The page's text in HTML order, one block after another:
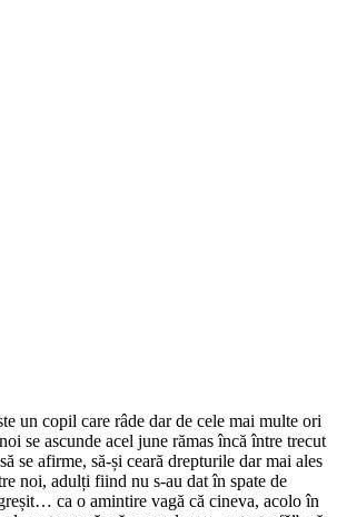
un copil care râde dar de cele mai multe ori
se ascunde acel june rămas încă între trecut
se afirme, să-și ceară drepturile dar mai ales
noi, adulți fiind nu s-au dat în spate de
ca o amintire vagă că cineva, acolo în